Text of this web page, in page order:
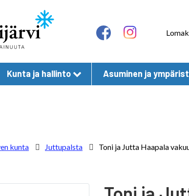
Kunta ja hallinto Asuminen ja
kunta Juttupalsta Toni ja Jutta Haapala